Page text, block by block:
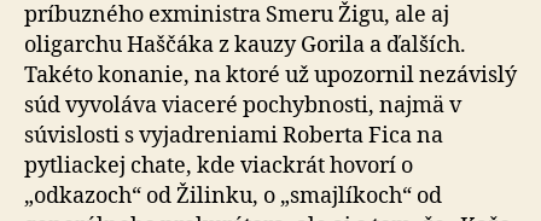
príbuzného exministra Smeru Žigu, ale aj
oligarchu Haščáka z kauzy Gorila a ďalších.
Takéto konanie, na ktoré už upozornil nezávislý
súd vyvoláva viaceré pochybnosti, najmä v
súvislosti s vyjadreniami Roberta Fica na
pytliackej chate, kde viackrát hovorí o
„odkazoch“ od Žilinku, o „smajlíkoch“ od